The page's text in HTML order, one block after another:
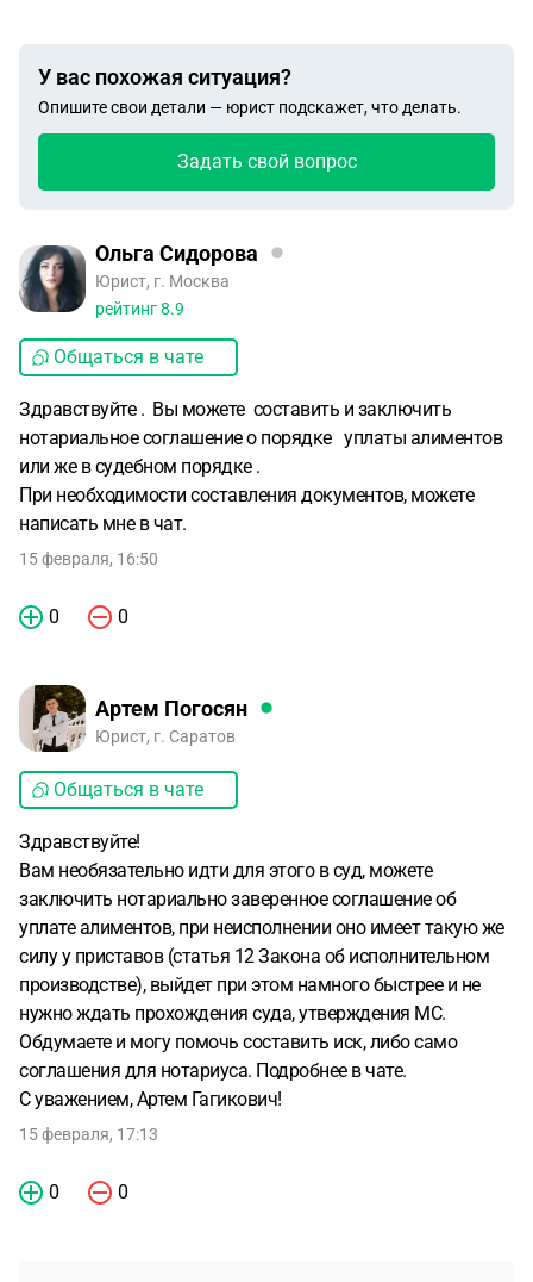
У вас похожая ситуация?
Опишите свои детали — юрист подскажет, что делать.
Задать свой вопрос
Ольга Сидорова
Юрист, г. Москва
рейтинг8.9
Общаться в чате
Здравствуйте . Вы можете составить и заключить
нотариальное соглашение о порядке уплаты алиментов
или же в судебном порядке .
При необходимости составления документов, можете
написать мне в чат.
15 февраля, 16:50
0 0
Артем Погосян
Юрист, г. Саратов
Общаться в чате
Здравствуйте!
Вам необязательно идти для этого в суд, можете
заключить нотариально заверенное соглашение об
уплате алиментов, при неисполнении оно имеет такую же
силу у приставов (статья 12 Закона об исполнительном
производстве), выйдет при этом намного быстрее и не
нужно ждать прохождения суда, утверждения МС.
Обдумаете и могу помочь составить иск, либо само
соглашения для нотариуса. Подробнее в чате.
С уважением, Артем Гагикович!
15 февраля, 17:13
0 0